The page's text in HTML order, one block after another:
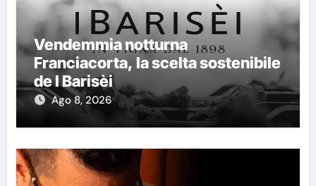
Vendemmia notturna
Franciacorta, la scelta sostenibile
de I Barisèi
Ago 8, 2026